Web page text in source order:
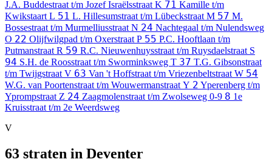
J.A. Buddestraat t/m Jozef Israëlsstraat K 71 Kamille t/m
Kwikstaart L 51 L. Hillesumstraat t/m Lübeckstraat M 57 M.
Bossestraat t/m Murmelliusstraat N 24 Nachtegaal t/m Nulendsweg
O 22 Olijfwilgpad t/m Oxerstraat P 55 P.C. Hooftlaan t/m
Putmanstraat R 59 R.C. Nieuwenhuysstraat t/m Ruysdaelstraat S
94 S.H. de Roosstraat t/m Sworminksweg T 37 T.G. Gibsonstraat
t/m Twijgstraat V 63 Van 't Hoffstraat t/m Vriezenbeltstraat W 54
W.G. van Poortenstraat t/m Wouwermanstraat Y 2 Yperenberg t/m
Yprompstraat Z 24 Zaagmolenstraat t/m Zwolseweg 0-9 8 1e
Kruisstraat t/m 2e Weerdsweg
V
63 straten in Deventer